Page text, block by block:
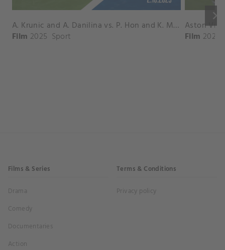
keyboard_arrow_right
A. Krunic and A. Danilina vs. P. Hon and K. Muchova Match Highlights - BEIJING_Capital Group Diamond ( October 02, 2025)
Film 2025 Sport Film 2026
Films & Series
Drama
Comedy
Documentaries
Action
Terms & Conditions
Privacy policy